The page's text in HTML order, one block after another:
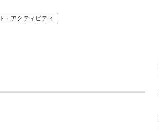
・アクティビティ